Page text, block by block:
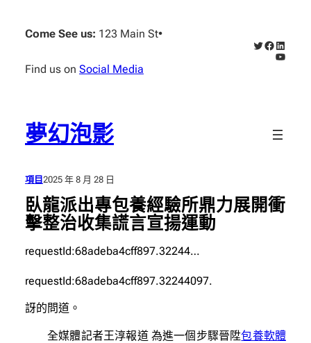
Come See us: 123 Main St•
Find us on Social Media
X Facebook
夢幻泡影
項目 2025 年 8 月 28 日
臥龍派出專包養經驗所鼎力展開衝
擊整治收集謊言宣揚運動
requestId:68adeba4cff897.32244…
requestId:68adeba4cff897.32244097.
訝的問道。
全媒體記者王淳報道 為進一個步驟晉陞包養軟體